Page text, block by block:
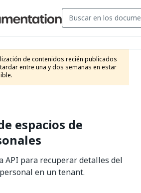
de contenidos recién publicados
entre una y dos semanas en estar
espacios de
API para recuperar detalles del
en un tenant.